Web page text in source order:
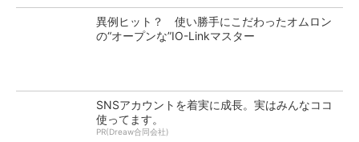
異例ヒット？ 使い勝手にこだわったオムロン
の“オープンな”IO-Linkマスター
SNSアカウントを着実に成長。実はみんなココ
使ってます。
PR(Dreaw合同会社)